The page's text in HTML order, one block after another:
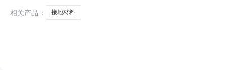
相关产品：
接地材料